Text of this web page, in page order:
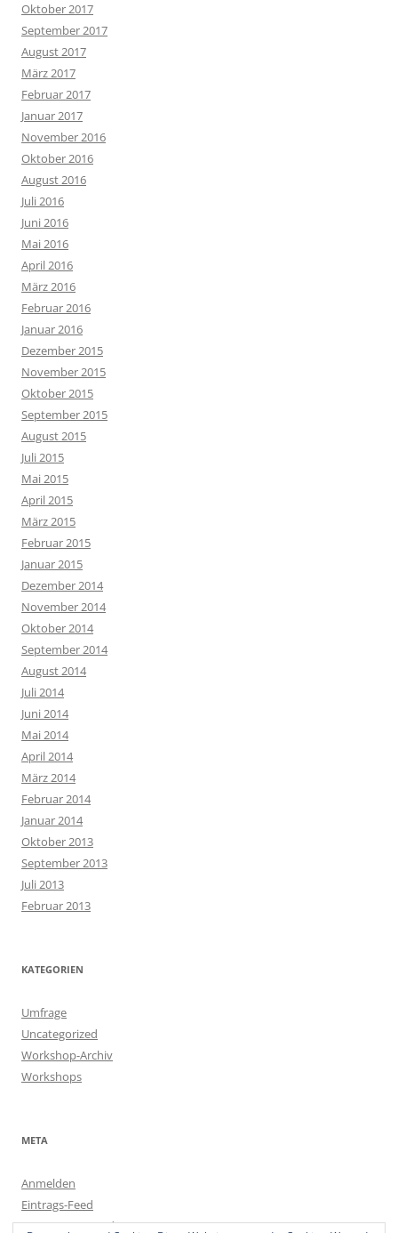
Oktober 2017
September 2017
August 2017
März 2017
Februar 2017
Januar 2017
November 2016
Oktober 2016
August 2016
Juli 2016
Juni 2016
Mai 2016
April 2016
März 2016
Februar 2016
Januar 2016
Dezember 2015
November 2015
Oktober 2015
September 2015
August 2015
Juli 2015
Mai 2015
April 2015
März 2015
Februar 2015
Januar 2015
Dezember 2014
November 2014
Oktober 2014
September 2014
August 2014
Juli 2014
Juni 2014
Mai 2014
April 2014
März 2014
Februar 2014
Januar 2014
Oktober 2013
September 2013
Juli 2013
Februar 2013
KATEGORIEN
Umfrage
Uncategorized
Workshop-Archiv
Workshops
META
Anmelden
Eintrags-Feed
Kommentar-Feed